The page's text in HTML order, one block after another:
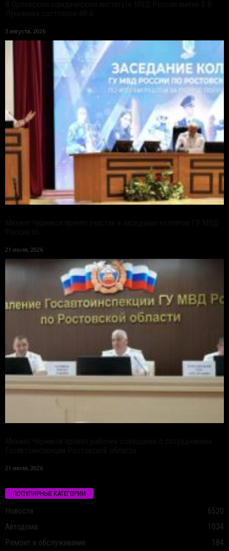
3 августа, 2026
21 июля, 2026
21 июля, 2026
ПОПУЛЯРНЫЕ КАТЕГОРИИ
Новости
6520
Автодома
1034
Ремонт и обслуживание
184